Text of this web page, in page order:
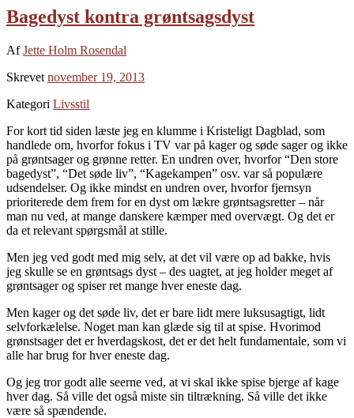
Bagedyst kontra grøntsagsdyst
AfJette Holm Rosendal
Skrevet november 19, 2013
Kategori Livsstil
For kort tid siden læste jeg en klumme i Kristeligt Dagblad, som
handlede om, hvorfor fokus i TV var på kager og søde sager og ikke
på grøntsager og grønne retter. En undren over, hvorfor “Den store
bagedyst”, “Det søde liv”, “Kagekampen” osv. var så populære
udsendelser. Og ikke mindst en undren over, hvorfor fjernsyn
prioriterede dem frem for en dyst om lækre grøntsagsretter – når
man nu ved, at mange danskere kæmper med overvægt. Og det er
da et relevant spørgsmål at stille.
Men jeg ved godt med mig selv, at det vil være op ad bakke, hvis
jeg skulle se en grøntsags dyst – des uagtet, at jeg holder meget af
grøntsager og spiser ret mange hver eneste dag.
Men kager og det søde liv, det er bare lidt mere luksusagtigt, lidt
selvforkælelse. Noget man kan glæde sig til at spise. Hvorimod
grønstsager det er hverdagskost, det er det helt fundamentale, som vi
alle har brug for hver eneste dag.
Og jeg tror godt alle seerne ved, at vi skal ikke spise bjerge af kage
hver dag. Så ville det også miste sin tiltrækning. Så ville det ikke
være så spændende.